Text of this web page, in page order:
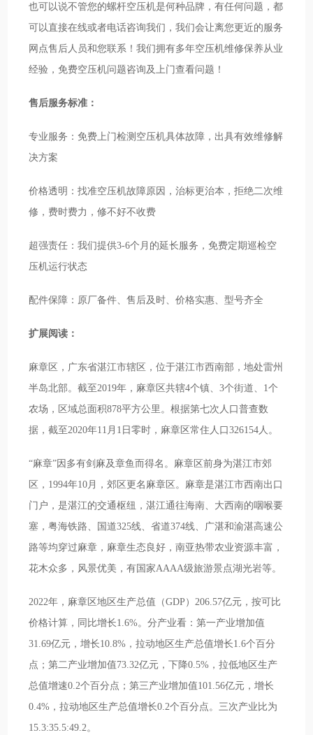
也可以说不管您的螺杆空压机是何种品牌，有任何问题，都
可以直接在线或者电话咨询我们，我们会让离您更近的服务
网点售后人员和您联系！我们拥有多年空压机维修保养从业
经验，免费空压机问题咨询及上门查看问题！
售后服务标准：
专业服务：免费上门检测空压机具体故障，出具有效维修解
决方案
价格透明：找准空压机故障原因，治标更治本，拒绝二次维
修，费时费力，修不好不收费
超强责任：我们提供3-6个月的延长服务，免费定期巡检空
压机运行状态
配件保障：原厂备件、售后及时、价格实惠、型号齐全
扩展阅读：
麻章区，广东省湛江市辖区，位于湛江市西南部，地处雷州
半岛北部。截至2019年，麻章区共辖4个镇、3个街道、1个
农场，区域总面积878平方公里。根据第七次人口普查数
据，截至2020年11月1日零时，麻章区常住人口326154人。
“麻章”因多有剑麻及章鱼而得名。麻章区前身为湛江市郊
区，1994年10月，郊区更名麻章区。麻章是湛江市西南出口
门户，是湛江的交通枢纽，湛江通往海南、大西南的咽喉要
塞，粤海铁路、国道325线、省道374线、广湛和渝湛高速公
路等均穿过麻章，麻章生态良好，南亚热带农业资源丰富，
花木众多，风景优美，有国家AAAA级旅游景点湖光岩等。
2022年，麻章区地区生产总值（GDP）206.57亿元，按可比
价格计算，同比增长1.6%。分产业看：第一产业增加值
31.69亿元，增长10.8%，拉动地区生产总值增长1.6个百分
点；第二产业增加值73.32亿元，下降0.5%，拉低地区生产
总值增速0.2个百分点；第三产业增加值101.56亿元，增长
0.4%，拉动地区生产总值增长0.2个百分点。三次产业比为
15.3:35.5:49.2。